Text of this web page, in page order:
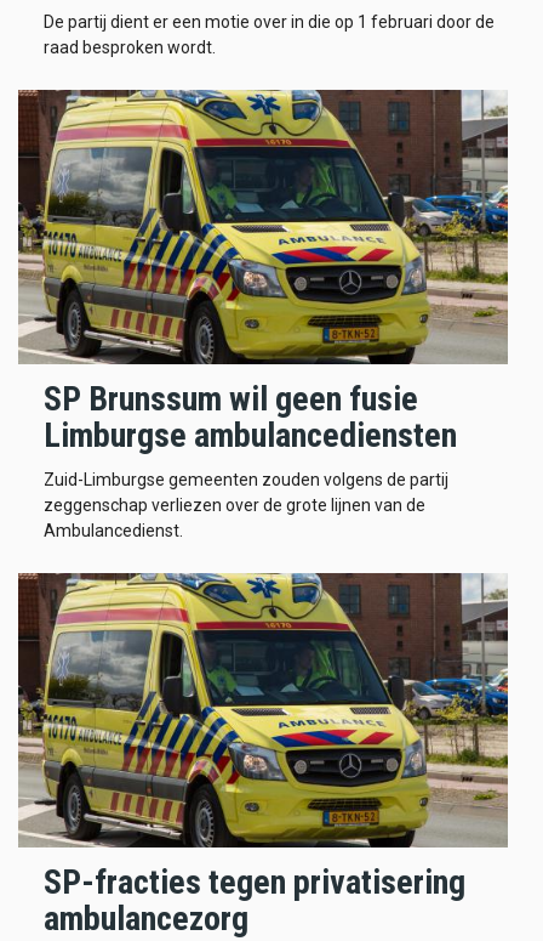
De partij dient er een motie over in die op 1 februari door de
raad besproken wordt.
SP Brunssum wil geen fusie
Limburgse ambulancediensten
Zuid-Limburgse gemeenten zouden volgens de partij
zeggenschap verliezen over de grote lijnen van de
Ambulancedienst.
SP-fracties tegen privatisering
ambulancezorg